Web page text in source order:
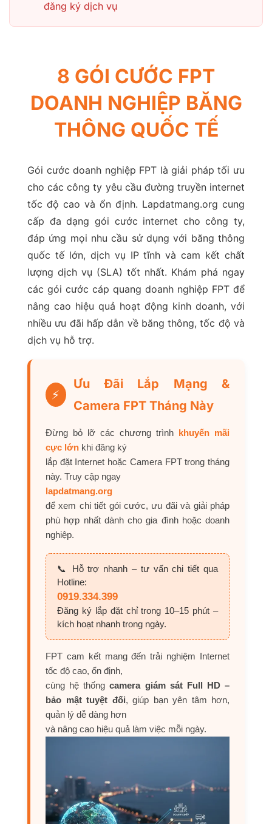
đăng ký dịch vụ
8 GÓI CƯỚC FPT
DOANH NGHIỆP BĂNG
THÔNG QUỐC TẾ
Gói cước doanh nghiệp FPT là giải pháp tối ưu
cho các công ty yêu cầu đường truyền internet
tốc độ cao và ổn định. Lapdatmang.org cung
cấp đa dạng gói cước internet cho công ty,
đáp ứng mọi nhu cầu sử dụng với băng thông
quốc tế lớn, dịch vụ IP tĩnh và cam kết chất
lượng dịch vụ (SLA) tốt nhất. Khám phá ngay
các gói cước cáp quang doanh nghiệp FPT để
nâng cao hiệu quả hoạt động kinh doanh, với
nhiều ưu đãi hấp dẫn về băng thông, tốc độ và
dịch vụ hỗ trợ.
⚡
Ưu Đãi Lắp Mạng &
Camera FPT Tháng Này
Đừng bỏ lỡ các chương trình khuyến mãi
cực lớn khi đăng ký
lắp đặt Internet hoặc Camera FPT trong tháng
này. Truy cập ngay
lapdatmang.org
để xem chi tiết gói cước, ưu đãi và giải pháp
phù hợp nhất dành cho gia đình hoặc doanh
nghiệp.
📞 Hỗ trợ nhanh – tư vấn chi tiết qua
Hotline:
0919.334.399
Đăng ký lắp đặt chỉ trong 10–15 phút –
kích hoạt nhanh trong ngày.
FPT cam kết mang đến trải nghiệm Internet
tốc độ cao, ổn định,
cùng hệ thốngcamera giám sát Full HD –
bảo mật tuyệt đối, giúp bạn yên tâm hơn,
quản lý dễ dàng hơn
và nâng cao hiệu quả làm việc mỗi ngày.